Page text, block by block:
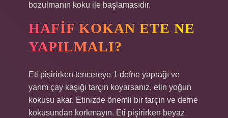
bozulmanın koku ile başlamasıdır.
HAFIF KOKAN ETE NE
YAPILMALI?
Eti pişirirken tencereye 1 defne yaprağı ve
yarım çay kaşığı tarçın koyarsanız, etin yoğun
kokusu akar. Etinizde önemli bir tarçın ve defne
kokusundan korkmayın. Eti pişirirken beyaz